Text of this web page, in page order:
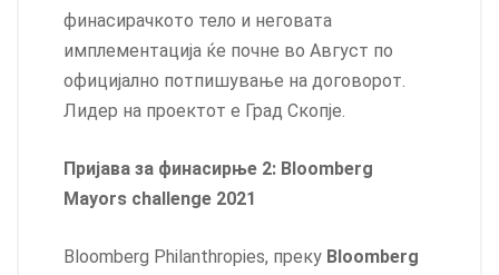
финасирачкото тело и неговата
имплементација ќе почне во Август по
официјално потпишување на договорот.
Лидер на проектот е Град Скопје.
Пријава за финасирње 2: Bloomberg
Mayors challenge 2021
Bloomberg Philanthropies, преку Bloomberg